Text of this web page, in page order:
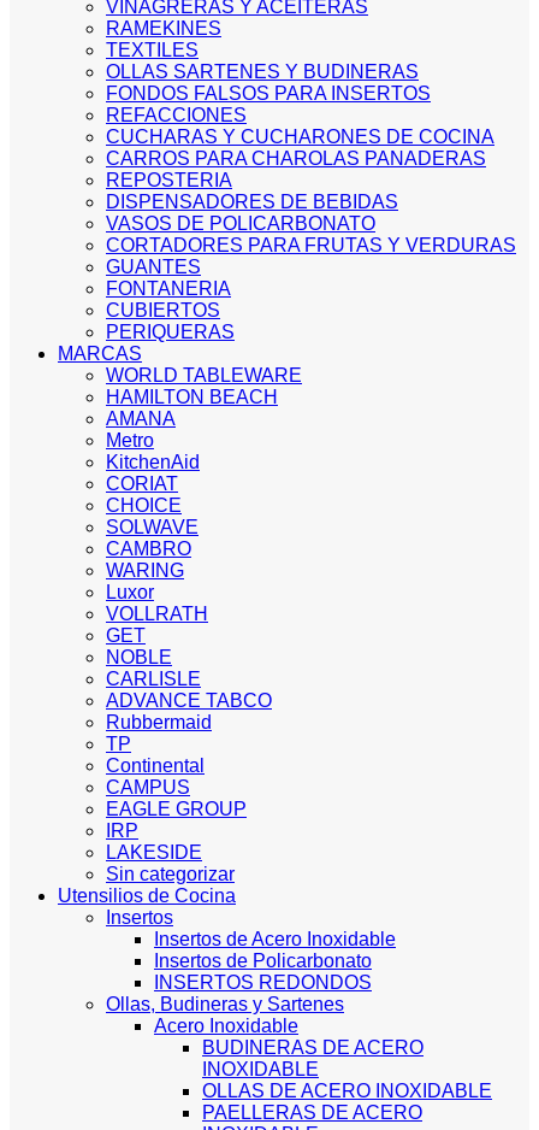
VINAGRERAS Y ACEITERAS
RAMEKINES
TEXTILES
OLLAS SARTENES Y BUDINERAS
FONDOS FALSOS PARA INSERTOS
REFACCIONES
CUCHARAS Y CUCHARONES DE COCINA
CARROS PARA CHAROLAS PANADERAS
REPOSTERIA
DISPENSADORES DE BEBIDAS
VASOS DE POLICARBONATO
CORTADORES PARA FRUTAS Y VERDURAS
GUANTES
FONTANERIA
CUBIERTOS
PERIQUERAS
MARCAS
WORLD TABLEWARE
HAMILTON BEACH
AMANA
Metro
KitchenAid
CORIAT
CHOICE
SOLWAVE
CAMBRO
WARING
Luxor
VOLLRATH
GET
NOBLE
CARLISLE
ADVANCE TABCO
Rubbermaid
TP
Continental
CAMPUS
EAGLE GROUP
IRP
LAKESIDE
Sin categorizar
Utensilios de Cocina
Insertos
Insertos de Acero Inoxidable
Insertos de Policarbonato
INSERTOS REDONDOS
Ollas, Budineras y Sartenes
Acero Inoxidable
BUDINERAS DE ACERO
INOXIDABLE
OLLAS DE ACERO INOXIDABLE
PAELLERAS DE ACERO